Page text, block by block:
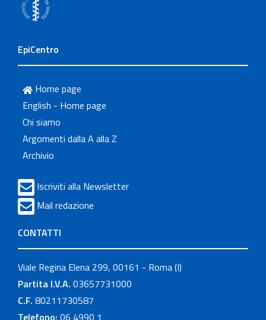
EpiCentro
Home page
English - Home page
Chi siamo
Argomenti dalla A alla Z
Archivio
Iscriviti alla Newsletter
Mail redazione
CONTATTI
Viale Regina Elena 299, 00161 - Roma (I)
Partita I.V.A. 03657731000
C.F. 80211730587